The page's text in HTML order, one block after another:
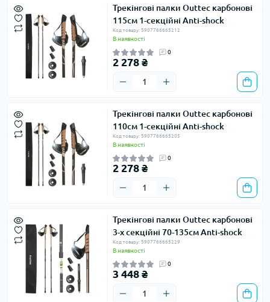
Трекінгові палки Outtec карбонові
115см 1-секційні Anti-shock
Код товару: 5907766665212
В наявності
0
2 278 ₴
Трекінгові палки Outtec карбонові
110см 1-секційні Anti-shock
Код товару: 5907766665205
В наявності
0
2 278 ₴
Трекінгові палки Outtec карбонові
3-х секційні 70-135см Anti-shock
Код товару: 5907766665229
В наявності
0
3 448 ₴